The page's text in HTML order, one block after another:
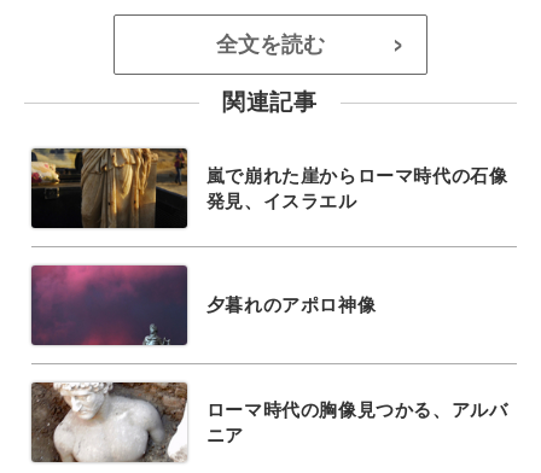
全文を読む >
関連記事
嵐で崩れた崖からローマ時代の石像
発見、イスラエル
夕暮れのアポロ神像
ローマ時代の胸像見つかる、アルバ
ニア